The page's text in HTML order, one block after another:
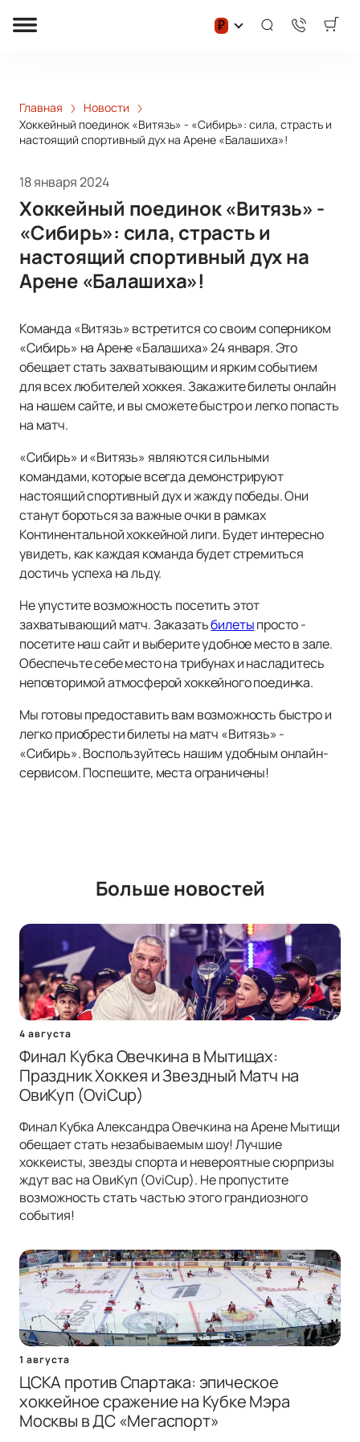
₽
Главная
Новости
Хоккейный поединок «Витязь» - «Сибирь»: сила, страсть и
настоящий спортивный дух на Арене «Балашиха»!
18 января 2024
Хоккейный поединок «Витязь» -
«Сибирь»: сила, страсть и
настоящий спортивный дух на
Арене «Балашиха»!
Команда «Витязь» встретится со своим соперником
«Сибирь» на Арене «Балашиха» 24 января. Это
обещает стать захватывающим и ярким событием
для всех любителей хоккея. Закажите билеты онлайн
на нашем сайте, и вы сможете быстро и легко попасть
на матч.
«Сибирь» и «Витязь» являются сильными
командами, которые всегда демонстрируют
настоящий спортивный дух и жажду победы. Они
станут бороться за важные очки в рамках
Континентальной хоккейной лиги. Будет интересно
увидеть, как каждая команда будет стремиться
достичь успеха на льду.
Не упустите возможность посетить этот
захватывающий матч. Заказатьбилетыпросто -
посетите наш сайт и выберите удобное место в зале.
Обеспечьте себе место на трибунах и насладитесь
неповторимой атмосферой хоккейного поединка.
Мы готовы предоставить вам возможность быстро и
легко приобрести билеты на матч «Витязь» -
«Сибирь». Воспользуйтесь нашим удобным онлайн-
сервисом. Поспешите, места ограничены!
Больше новостей
4 августа
Финал Кубка Овечкина в Мытищах:
Праздник Хоккея и Звездный Матч на
ОвиКуп (OviCup)
Финал Кубка Александра Овечкина на Арене Мытищи
обещает стать незабываемым шоу! Лучшие
хоккеисты, звезды спорта и невероятные сюрпризы
ждут вас на ОвиКуп (OviCup). Не пропустите
возможность стать частью этого грандиозного
события!
1 августа
ЦСКА против Спартака: эпическое
хоккейное сражение на Кубке Мэра
Москвы в ДС «Мегаспорт»